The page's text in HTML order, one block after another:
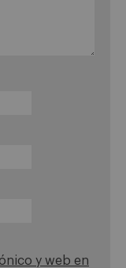
y web en